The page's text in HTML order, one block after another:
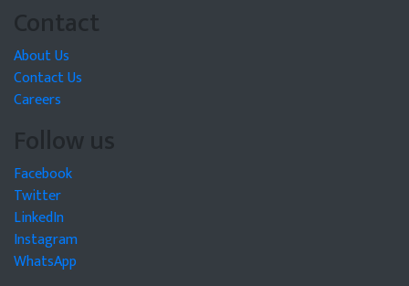
Contact
About Us
Contact Us
Careers
Follow us
Facebook
Twitter
LinkedIn
Instagram
WhatsApp